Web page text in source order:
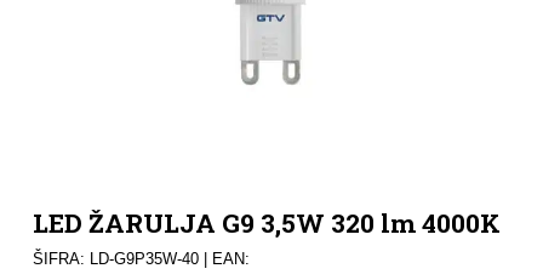
LED ŽARULJA G9 3,5W 320 lm 4000K
ŠIFRA: LD-G9P35W-40| EAN: